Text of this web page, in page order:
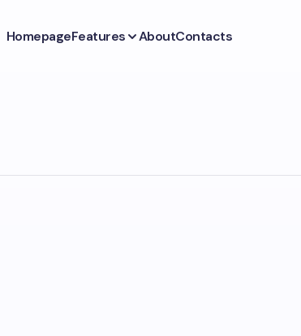
HomepageFeatures AboutContacts